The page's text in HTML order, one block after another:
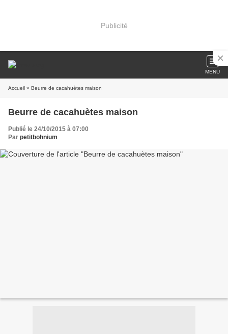
Publicité
MENU
Accueil » Beurre de cacahuètes maison
Beurre de cacahuètes maison
Publié le 24/10/2015 à 07:00
Par petitbohnium